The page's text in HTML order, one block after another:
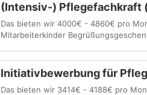
(Intensiv-) Pflegefachkraft
Das bieten wir 4000€ - 4860€ pro
Mitarbeiterkinder
Initiativbewerbung für
Das bieten wir 3414€ - 4188€ pro